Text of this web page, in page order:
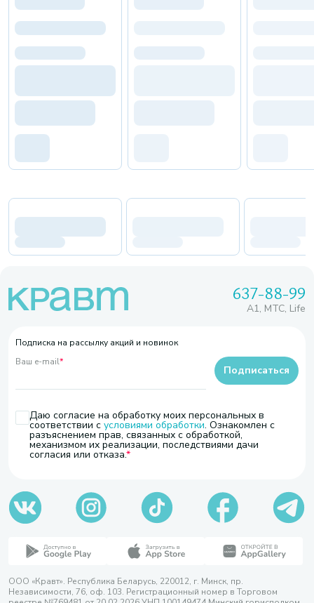
637-88-99
A1, МТС, Life
Подписка на рассылку акций и новинок
Ваш e-mail*
Даю согласие на обработку моих персональных в
соответствии с условиями обработки. Ознакомлен с
разъяснением прав, связанных с обработкой,
механизмом их реализации, последствиями дачи
согласия или отказа.
Подписаться
ООО «Кравт». Республика Беларусь, 220012, г. Минск, пр.
Независимости, 76, оф. 103. Регистрационный номер в Торговом